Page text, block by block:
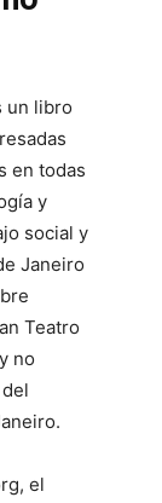
un libro
en todas
y
social y
Janeiro
Teatro
no
el